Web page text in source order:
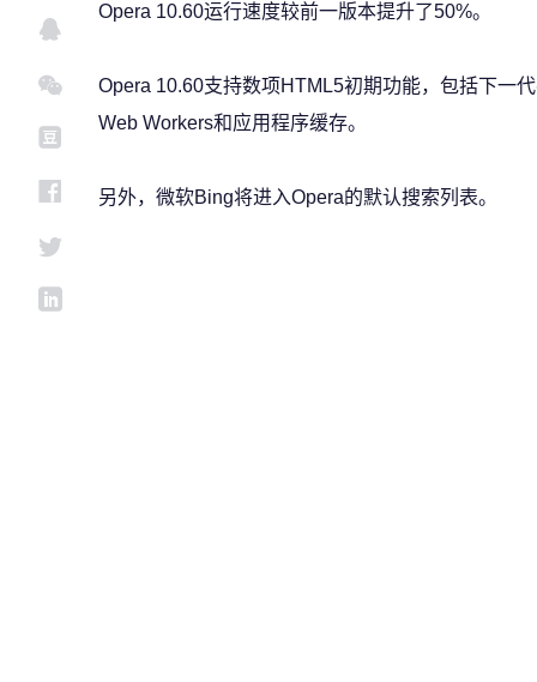
Opera 10.60运行速度较前一版本提升了50%。
Opera 10.60支持数项HTML5初期功能，包括下一
Web Workers和应用程序缓存。
另外，微软Bing将进入Opera的默认搜索列表。